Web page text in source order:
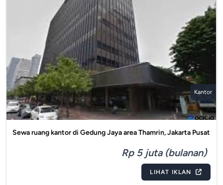
Kantor
Sewa ruang kantor di Gedung Jaya area Thamrin, Jakarta Pusat
Rp 5 juta (bulanan)
LIHAT IKLAN